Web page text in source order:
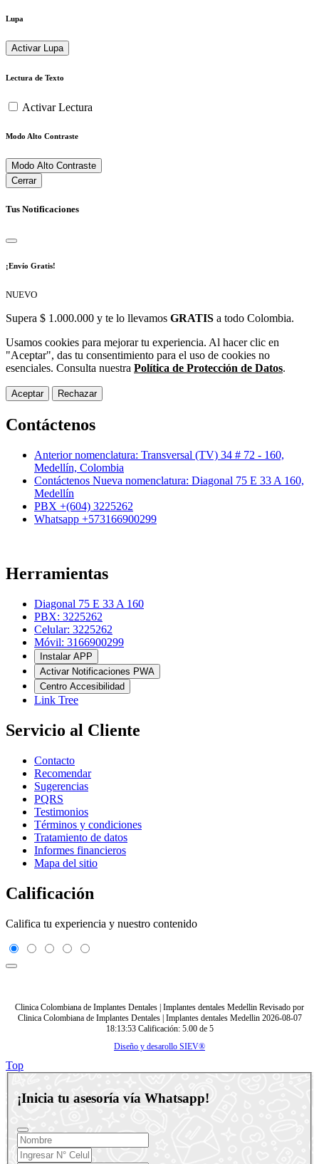
Lupa
Activar Lupa
Lectura de Texto
Activar Lectura
Modo Alto Contraste
Modo Alto Contraste
Cerrar
Tus Notificaciones
¡Envío Gratis!
NUEVO
Supera $ 1.000.000 y te lo llevamos GRATIS a todo Colombia.
Usamos cookies para mejorar tu experiencia. Al hacer clic en
"Aceptar", das tu consentimiento para el uso de cookies no
esenciales. Consulta nuestra Política de Protección de Datos.
Aceptar Rechazar
Contáctenos
Anterior nomenclatura: Transversal (TV) 34 # 72 - 160,
Medellín, Colombia
Contáctenos Nueva nomenclatura: Diagonal 75 E 33 A 160,
Medellín
PBX +(604) 3225262
Whatsapp +573166900299
Herramientas
Diagonal 75 E 33 A 160
PBX: 3225262
Celular: 3225262
Móvil: 3166900299
Instalar APP
Activar Notificaciones PWA
Centro Accesibilidad
Link Tree
Servicio al Cliente
Contacto
Recomendar
Sugerencias
PQRS
Testimonios
Términos y condiciones
Tratamiento de datos
Informes financieros
Mapa del sitio
Calificación
Califica tu experiencia y nuestro contenido
Clinica Colombiana de Implantes Dentales | Implantes dentales Medellin Revisado por
Clinica Colombiana de Implantes Dentales | Implantes dentales Medellin 2026-08-07
18:13:53 Calificación: 5.00 de 5
Diseño y desarollo SIEV®
Top
¡Inicia tu asesoría vía Whatsapp!